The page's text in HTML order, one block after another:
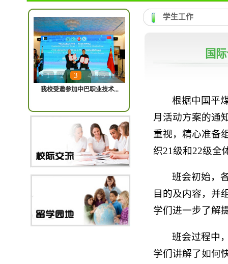
1 2 3 4 5 6
我校受邀参加中巴职业技术...
学生工作
国
根据中国平
月活动方案的通
重视，精心准备
织21级和22级全
班会初始，
目的及内容，并
学们进一步了解
班会过程中
学们讲解了如何